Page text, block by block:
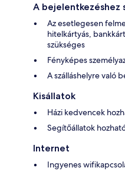
A bejelentkezéshez
Az esetlegesen
hitelkártyás,
szükséges
Fényképes
A szálláshelyre való
Kisállatok
Házi kedvencek
Segítőállatok
Internet
Ingyenes